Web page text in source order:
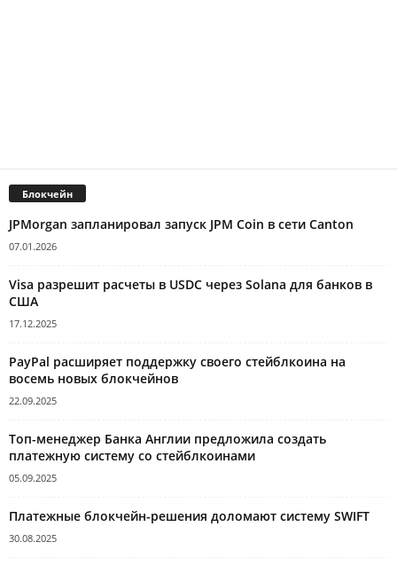
Блокчейн
JPMorgan запланировал запуск JPM Coin в сети Canton
07.01.2026
Visa разрешит расчеты в USDC через Solana для банков в
США
17.12.2025
PayPal расширяет поддержку своего стейблкоина на
восемь новых блокчейнов
22.09.2025
Топ-менеджер Банка Англии предложила создать
платежную систему со стейблкоинами
05.09.2025
Платежные блокчейн-решения доломают систему SWIFT
30.08.2025